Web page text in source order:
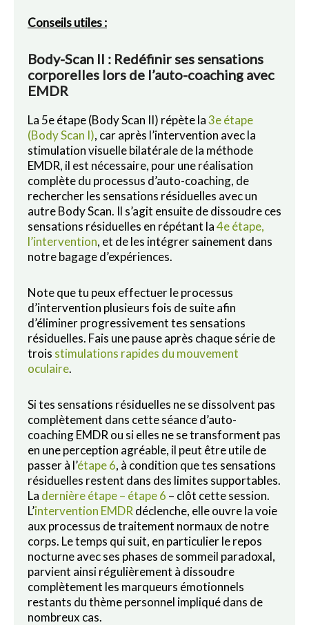
Conseils utiles :
Body-Scan II : Redéfinir ses sensations
corporelles lors de l’auto-coaching avec
EMDR
La 5e étape (Body Scan II) répète la3e étape
(Body Scan I), car après l’intervention avec la
stimulation visuelle bilatérale de la méthode
EMDR, il est nécessaire, pour une réalisation
complète du processus d’auto-coaching, de
rechercher les sensations résiduelles avec un
autre Body Scan. Il s’agit ensuite de dissoudre ces
sensations résiduelles en répétant la4e étape,
l’intervention, et de les intégrer sainement dans
notre bagage d’expériences.
Note que tu peux effectuer le processus
d’intervention plusieurs fois de suite afin
d’éliminer progressivement tes sensations
résiduelles. Fais une pause après chaque série de
trois stimulations rapides du mouvement
oculaire.
Si tes sensations résiduelles ne se dissolvent pas
complètement dans cette séance d’auto-
coaching EMDR ou si elles ne se transforment pas
en une perception agréable, il peut être utile de
passer à l’étape 6, à condition que tes sensations
résiduelles restent dans des limites supportables.
La dernière étape – étape 6 – clôt cette session.
L’intervention EMDR déclenche, elle ouvre la voie
aux processus de traitement normaux de notre
corps. Le temps qui suit, en particulier le repos
nocturne avec ses phases de sommeil paradoxal,
parvient ainsi régulièrement à dissoudre
complètement les marqueurs émotionnels
restants du thème personnel impliqué dans de
nombreux cas.